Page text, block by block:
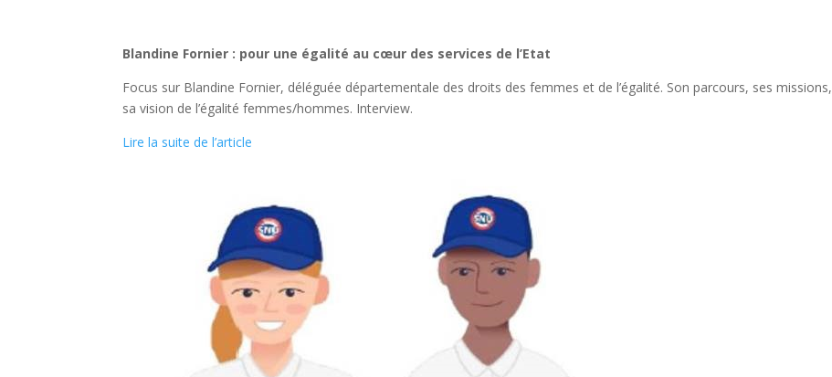
Blandine Fornier : pour une égalité au cœur des services de l’Etat
Focus sur Blandine Fornier, déléguée départementale des droits des femmes et de l’égalité. Son parcours, ses missions,
sa vision de l’égalité femmes/hommes. Interview.
Lire la suite de l’article